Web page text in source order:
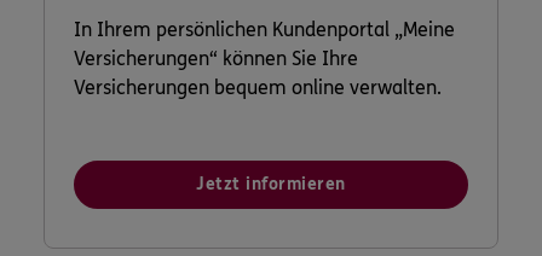
In Ihrem persönlichen Kundenportal „Meine
Versicherungen“ können Sie Ihre
Versicherungen bequem online verwalten.
Jetzt informieren